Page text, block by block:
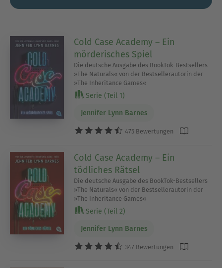
Cold Case Academy – Ein
mörderisches Spiel
Die deutsche Ausgabe des BookTok-Bestsellers
»The Naturals« von der Bestsellerautorin der
»The Inheritance Games«
Serie (Teil 1)
Jennifer Lynn Barnes
475 Bewertungen
Cold Case Academy – Ein
tödliches Rätsel
Die deutsche Ausgabe des BookTok-Bestsellers
»The Naturals« von der Bestsellerautorin der
»The Inheritance Games«
Serie (Teil 2)
Jennifer Lynn Barnes
347 Bewertungen